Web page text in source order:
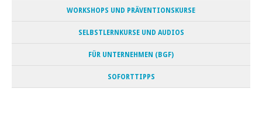
WORKSHOPS UND PRÄVENTIONSKURSE
SELBSTLERNKURSE UND AUDIOS
FÜR UNTERNEHMEN (BGF)
SOFORTTIPPS